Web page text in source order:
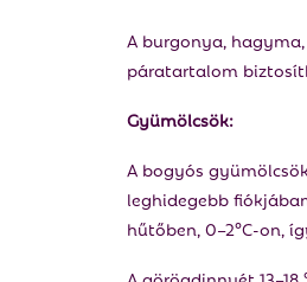
A burgonya,
páratartalom
Gyümölcsök:
A bogyós
leghidegebb
hűtőben, 0–2°C-on,